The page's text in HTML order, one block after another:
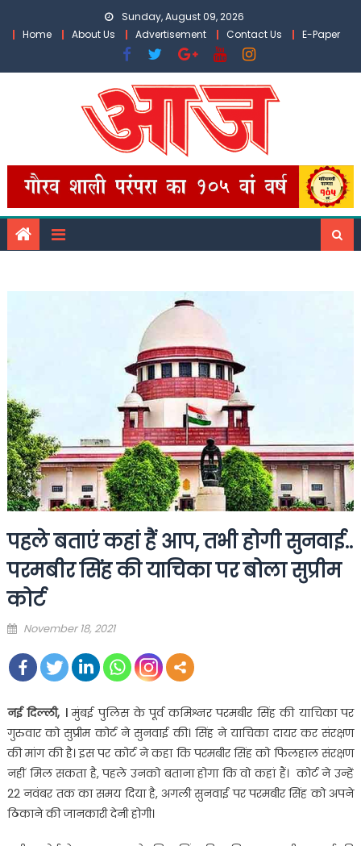
Sunday, August 09, 2026
Home
About Us Advertisement Contact Us E-Paper
पहले बताएं कहां हैं आप, तभी होगी सुनवाई..
परमबीर सिंह की याचिका पर बोला सुप्रीम
कोर्ट
Posted
November 18, 2021
नई दिल्ली, ।मुंबई पुलिस के पूर्व कमिश्नर परमबीर सिंह की याचिका पर
गुरुवार को सुप्रीम कोर्ट ने सुनवाई की। सिंह ने याचिका दायर कर संरक्षण
की मांग की है। इस पर कोर्ट ने कहा कि परमबीर सिंह को फिलहाल संरक्षण
नहीं मिल सकता है, पहले उनको बताना होगा कि वो कहां हैं। कोर्ट ने उन्हें
22 नवंबर तक का समय दिया है, अगली सुनवाई पर परमबीर सिंह को अपने
ठिकाने की जानकारी देनी होगी।